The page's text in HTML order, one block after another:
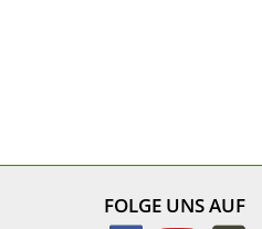
FOLGE UNS AUF